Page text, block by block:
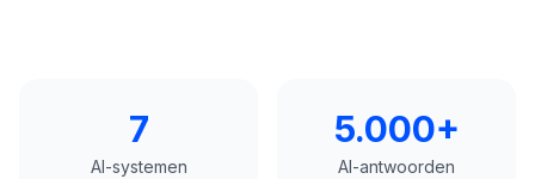
7
AI-systemen
5.000+
AI-antwoorden